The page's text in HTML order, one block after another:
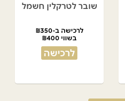
שובר לטרקלין חשמל
לרכישה ב-₪350
בשווי ₪400
לרכישה